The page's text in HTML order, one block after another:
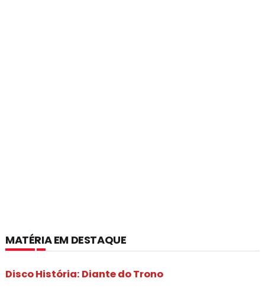
MATÉRIA EM DESTAQUE
Disco História: Diante do Trono